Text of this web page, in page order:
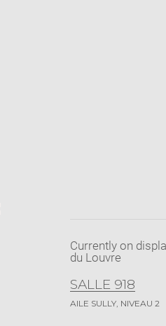
Currently on
du Louvre
SALLE 918
AILE SULLY, NIVEAU 2